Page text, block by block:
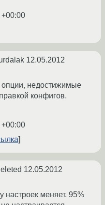
12.05.2012
недостижимые
конфигов.
12.05.2012
настроек меняет. 95%